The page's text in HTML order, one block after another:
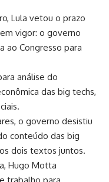
Lula vetou o prazo
vigor: o governo
ao Congresso para
análise do
das big techs,
o governo desistiu
conteúdo das big
dois textos juntos.
Hugo Motta